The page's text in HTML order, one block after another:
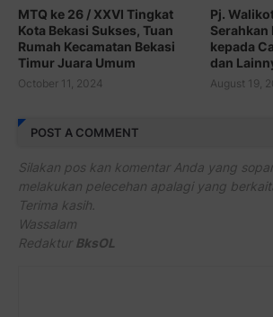
MTQ ke 26 / XXVI Tingkat
Kota Bekasi Sukses, Tuan
Rumah Kecamatan Bekasi
Timur Juara Umum
October 11, 2024
Pj.
Serahkan
kepada
dan
August 19,
POST A COMMENT
Silakan pos kan komentar Anda yang
melakukan pelecehan apalagi yang
Terima kasih.
Wassalam
Redaktur BksOL